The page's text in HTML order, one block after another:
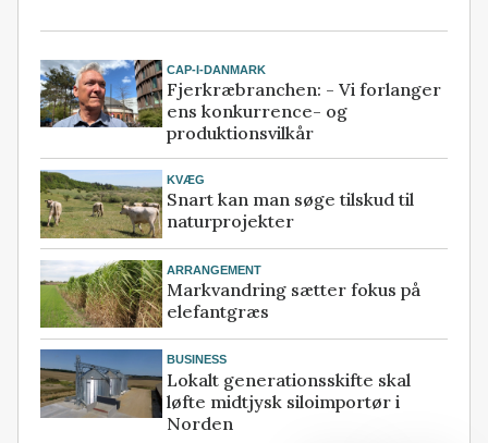
CAP-I-DANMARK
Fjerkræbranchen: - Vi forlanger
ens konkurrence- og
produktionsvilkår
KVÆG
Snart kan man søge tilskud til
naturprojekter
ARRANGEMENT
Markvandring sætter fokus på
elefantgræs
BUSINESS
Lokalt generationsskifte skal
løfte midtjysk siloimportør i
Norden